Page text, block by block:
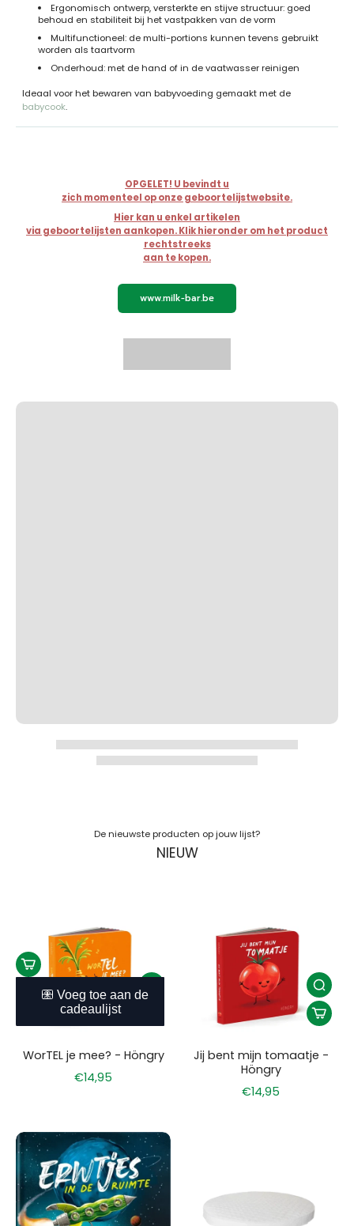
Ergonomisch ontwerp, versterkte en stijve structuur: goed
behoud en stabiliteit bij het vastpakken van de vorm
Multifunctioneel: de multi-portions kunnen tevens gebruikt
worden als taartvorm
Onderhoud: met de hand of in de vaatwasser reinigen
Ideaal voor het bewaren van babyvoeding gemaakt met de
babycook.
OPGELET! U bevindt u
zich momenteel op onze geboortelijstwebsite.
Hier kan u enkel artikelen
via geboortelijsten aankopen. Klik hieronder om het product
rechtstreeks
aan te kopen.
www.milk-bar.be
De nieuwste producten op jouw lijst?
NIEUW
WorTEL je mee? - Höngry
€14,95
Jij bent mijn tomaatje -
Höngry
€14,95